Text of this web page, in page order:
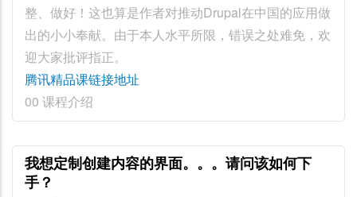
整、做好！这也算是作者对推动Drupal在中国的应用做
出的小小奉献。由于本人水平所限，错误之处难免，欢
迎大家批评指正。
腾讯精品课链接地址
00 课程介绍
我想定制创建内容的界面。。。请问该如何下
手？